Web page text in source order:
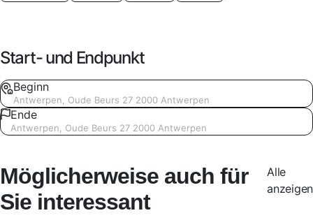
Start- und Endpunkt
Beginn
Antwerpen, Oude Beurs 27 2000 Antwerpen
Ende
Antwerpen, Oude Beurs 27 2000 Antwerpen
Möglicherweise auch für
Sie interessant
Alle
anzeigen